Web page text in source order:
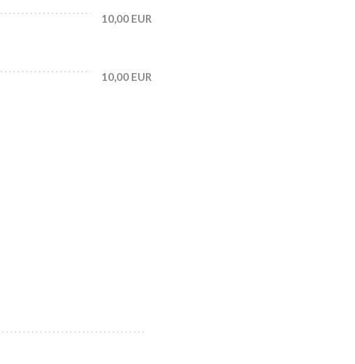
10,00 EUR
10,00 EUR